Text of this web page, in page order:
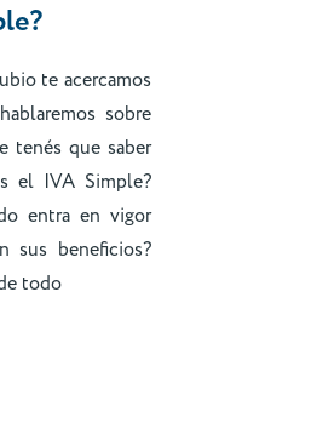
te acercamos
sobre
tenés que saber
el IVA Simple?
entra en vigor
sus beneficios?
todo